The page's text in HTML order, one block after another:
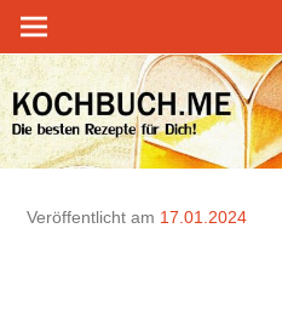
Zum
Inhalt
springen
Veröffentlicht am 17.01.2024